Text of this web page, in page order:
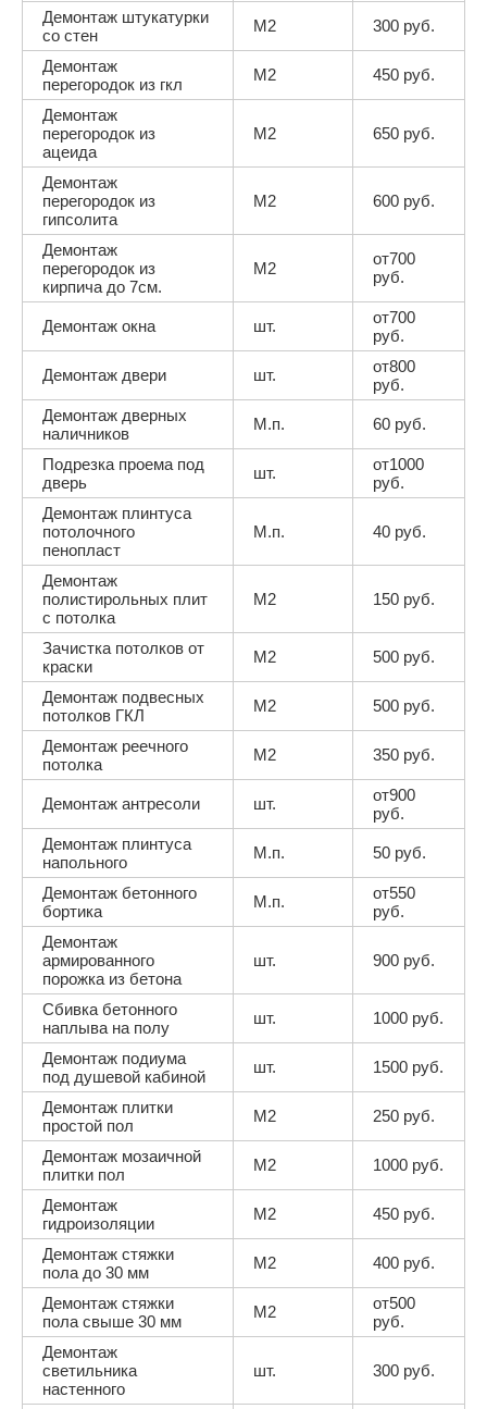
Демонтаж штукатурки
со стен
М2 300 руб.
Демонтаж
перегородок из гкл
М2 450 руб.
Демонтаж
перегородок из
ацеида
М2 650 руб.
Демонтаж
перегородок из
гипсолита
М2 600 руб.
Демонтаж
перегородок из
кирпича до 7см.
М2
от700
руб.
Демонтаж окна шт.
от700
руб.
Демонтаж двери шт.
от800
руб.
Демонтаж дверных
наличников
М.п. 60 руб.
Подрезка проема под
дверь
шт.
от1000
руб.
Демонтаж плинтуса
потолочного
пенопласт
М.п. 40 руб.
Демонтаж
полистирольных плит
с потолка
М2 150 руб.
Зачистка потолков от
краски
М2 500 руб.
Демонтаж подвесных
потолков ГКЛ
М2 500 руб.
Демонтаж реечного
потолка
М2 350 руб.
Демонтаж антресоли шт.
от900
руб.
Демонтаж плинтуса
напольного
М.п. 50 руб.
Демонтаж бетонного
бортика
М.п.
от550
руб.
Демонтаж
армированного
порожка из бетона
шт. 900 руб.
Сбивка бетонного
наплыва на полу
шт. 1000 руб.
Демонтаж подиума
под душевой кабиной
шт. 1500 руб.
Демонтаж плитки
простой пол
М2 250 руб.
Демонтаж мозаичной
плитки пол
М2 1000 руб.
Демонтаж
гидроизоляции
М2 450 руб.
Демонтаж стяжки
пола до 30 мм
М2 400 руб.
Демонтаж стяжки
пола свыше 30 мм
М2
от500
руб.
Демонтаж
светильника
настенного
шт. 300 руб.